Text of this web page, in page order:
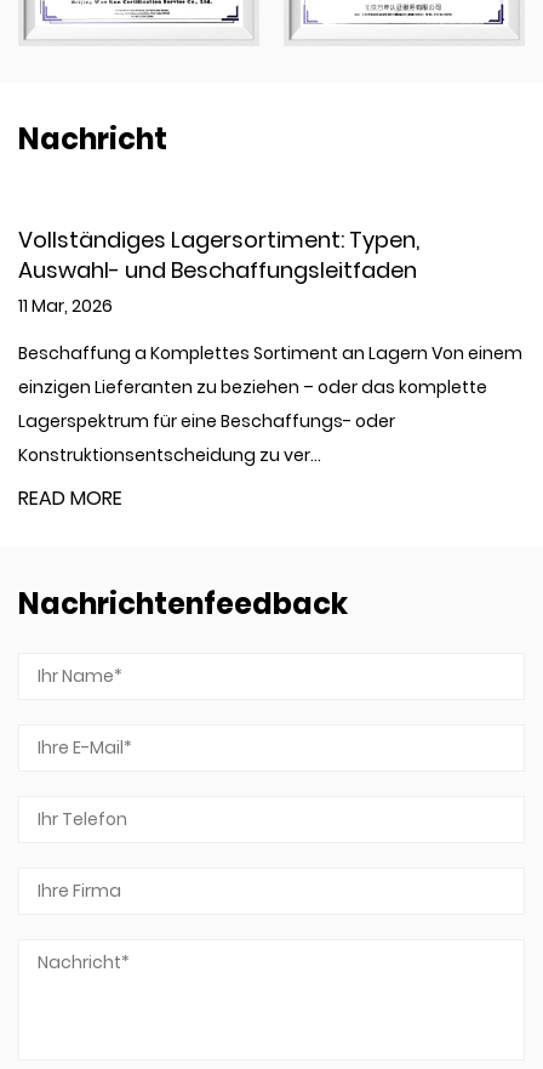
Nachricht
Lagersortiment: Typen,
und Beschaffungsleitfaden
a Komplettes Sortiment an Lagern Von einem
zu beziehen – oder das komplette
für eine Beschaffungs- oder
zu ver...
Was ein
wird A
Nachrichtenfeedback